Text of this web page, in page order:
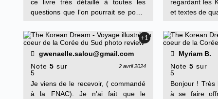
ce livre très détaillé à toutes les
questions que l'on pourrait se poser
intéressant, les illustrations sont
vraiment originales et apportent un
réel plus! Ce que j'aime c'est aussi
son originalité par rapport aux
formats habituels que l'on rencontre
sur la Corée du sud, c'est un livre
qu'on feuillette et refeuillette sans se
+1
gwenaelle.salou@gmail.com
Note 5 sur
5
2 avril 2024
Je viens de le recevoir, ( commandé
à la FNAC). Je n'ai fait que le
regardant les
et textes de
Myriam B.
Note 5 sur
5
Bonjour !
à se faire